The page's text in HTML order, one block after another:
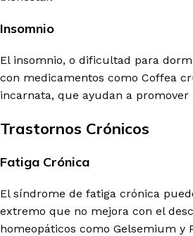
Insomnio
El insomnio, o dificultad para
con medicamentos como Coffea
incarnata, que ayudan a
Trastornos Crónicos
Fatiga Crónica
El síndrome de fatiga crónica
extremo que no mejora con el
homeopáticos como Gelsemium y